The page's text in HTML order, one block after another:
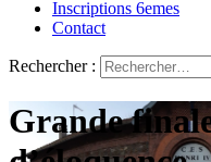
Inscriptions 6emes
Contact
Rechercher :
Grande